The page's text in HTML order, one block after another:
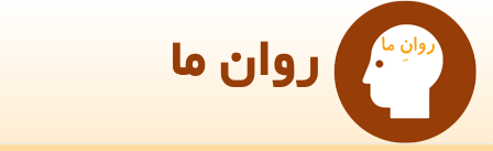
روان ما